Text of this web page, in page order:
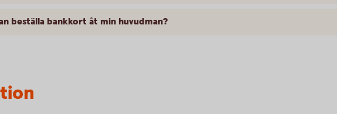
beställa bankkort åt min huvudman?